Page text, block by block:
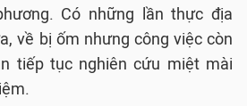
Có những lần thực địa
về bị ốm nhưng công việc còn
tiếp tục nghiên cứu miệt mài